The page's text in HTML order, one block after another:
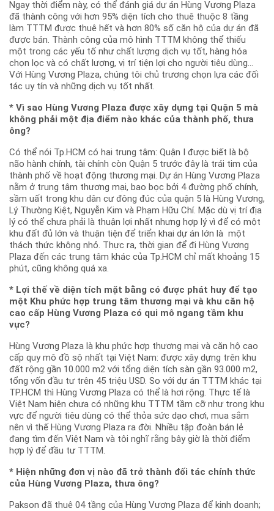
Ngay thời điểm này, có thể đánh giá dự án Hùng Vương Plaza
đã thành công với hơn 95% diện tích cho thuê thuộc 8 tầng
làm TTTM được thuê hết và hơn 80% số căn hộ của dự án đã
được bán. Thành công của mô hình TTTM không thể thiếu
một trong các yếu tố như chất lượng dịch vụ tốt, hàng hóa
chọn lọc và có chất lượng, vị trí tiện lợi cho người tiêu dùng…
Với Hùng Vương Plaza, chúng tôi chủ trương chọn lựa các đối
tác uy tín và những dịch vụ tốt nhất.
* Vì sao Hùng Vương Plaza được xây dựng tại Quận 5 mà
không phải một địa điểm nào khác của thành phố, thưa
ông?
Có thể nói Tp.HCM có hai trung tâm: Quận I được biết là bộ
não hành chính, tài chính còn Quận 5 trước đây là trái tim của
thành phố về hoạt động thương mại. Dự án Hùng Vương Plaza
nằm ở trung tâm thương mại, bao bọc bởi 4 đường phố chính,
sầm uất trong khu dân cư đông đúc của quận 5 là Hùng Vương,
Lý Thường Kiệt, Nguyễn Kim và Phạm Hữu Chí. Mặc dù vị trí địa
lý có thể chưa phải là thuận lợi nhất nhưng hợp lý vì để có một
khu đất đủ lớn và thuận tiện để triển khai dự án lớn là một
thách thức không nhỏ. Thực ra, thời gian để đi Hùng Vương
Plaza đến các trung tâm khác của Tp.HCM chỉ mất khoảng 15
phút, cũng không quá xa.
* Lợi thế về diện tích mặt bằng có được phát huy để tạo
một Khu phức hợp trung tâm thương mại và khu căn hộ
cao cấp Hùng Vương Plaza có qui mô ngang tầm khu
vực?
Hùng Vương Plaza là khu phức hợp thương mại và căn hộ cao
cấp quy mô đồ sộ nhất tại Việt Nam: được xây dựng trên khu
đất rộng gần 10.000 m2 với tổng diện tích sàn gần 93.000 m2,
tổng vốn đầu tư trên 45 triệu USD. So với dự án TTTM khác tại
TP.HCM thì Hùng Vương Plaza có thể là hơi rộng. Thực tế là
Việt Nam hiện chưa có những khu TTTM tầm cỡ như trong khu
vực để người tiêu dùng có thể thỏa sức dạo chơi, mua sắm
nên vì thế Hùng Vương Plaza ra đời. Nhiều tập đoàn bán lẻ
đang tìm đến Việt Nam và tôi nghĩ rằng bây giờ là thời điểm
hợp lý để đầu tư TTTM.
* Hiện những đơn vị nào đã trở thành đối tác chính thức
của Hùng Vương Plaza, thưa ông?
Pakson đã thuê 04 tầng của Hùng Vương Plaza để kinh doanh;